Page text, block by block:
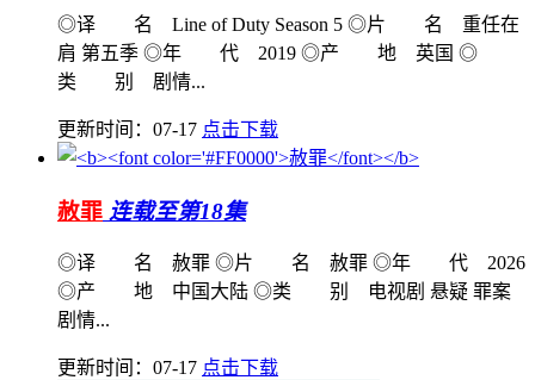
◎译 名 Line of Duty Season 5 ◎片 名 重任在
肩 第五季 ◎年 代 2019 ◎产 地 英国 ◎
类 别 剧情...
更新时间：07-17 点击下载
赦罪 连载至第18集
◎译 名 赦罪 ◎片 名 赦罪 ◎年 代 2026
◎产 地 中国大陆 ◎类 别 电视剧 悬疑 罪案
剧情...
更新时间：07-17 点击下载